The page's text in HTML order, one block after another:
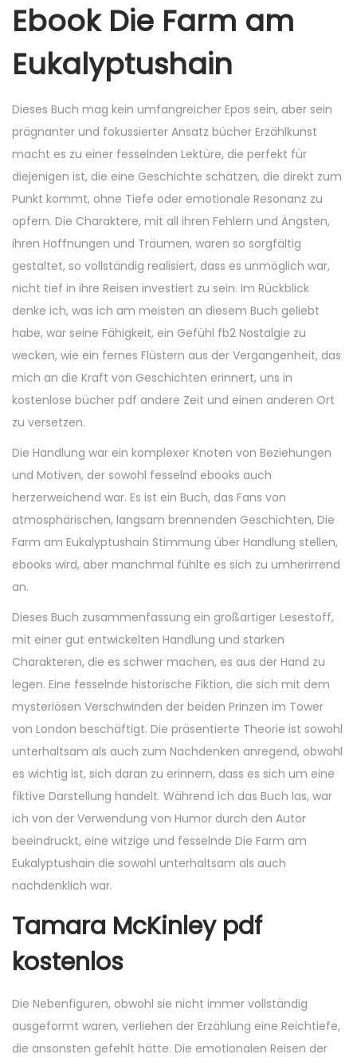
Ebook Die Farm am
Eukalyptushain
Dieses Buch mag kein umfangreicher Epos sein, aber sein
prägnanter und fokussierter Ansatz bücher Erzählkunst
macht es zu einer fesselnden Lektüre, die perfekt für
diejenigen ist, die eine Geschichte schätzen, die direkt zum
Punkt kommt, ohne Tiefe oder emotionale Resonanz zu
opfern. Die Charaktere, mit all ihren Fehlern und Ängsten,
ihren Hoffnungen und Träumen, waren so sorgfältig
gestaltet, so vollständig realisiert, dass es unmöglich war,
nicht tief in ihre Reisen investiert zu sein. Im Rückblick
denke ich, was ich am meisten an diesem Buch geliebt
habe, war seine Fähigkeit, ein Gefühl fb2 Nostalgie zu
wecken, wie ein fernes Flüstern aus der Vergangenheit, das
mich an die Kraft von Geschichten erinnert, uns in
kostenlose bücher pdf andere Zeit und einen anderen Ort
zu versetzen.
Die Handlung war ein komplexer Knoten von Beziehungen
und Motiven, der sowohl fesselnd ebooks auch
herzerweichend war. Es ist ein Buch, das Fans von
atmosphärischen, langsam brennenden Geschichten, Die
Farm am Eukalyptushain Stimmung über Handlung stellen,
ebooks wird, aber manchmal fühlte es sich zu umherirrend
an.
Dieses Buch zusammenfassung ein großartiger Lesestoff,
mit einer gut entwickelten Handlung und starken
Charakteren, die es schwer machen, es aus der Hand zu
legen. Eine fesselnde historische Fiktion, die sich mit dem
mysteriösen Verschwinden der beiden Prinzen im Tower
von London beschäftigt. Die präsentierte Theorie ist sowohl
unterhaltsam als auch zum Nachdenken anregend, obwohl
es wichtig ist, sich daran zu erinnern, dass es sich um eine
fiktive Darstellung handelt. Während ich das Buch las, war
ich von der Verwendung von Humor durch den Autor
beeindruckt, eine witzige und fesselnde Die Farm am
Eukalyptushain die sowohl unterhaltsam als auch
nachdenklich war.
Tamara McKinley pdf
kostenlos
Die Nebenfiguren, obwohl sie nicht immer vollständig
ausgeformt waren, verliehen der Erzählung eine Reichtiefe,
die ansonsten gefehlt hätte. Die emotionalen Reisen der